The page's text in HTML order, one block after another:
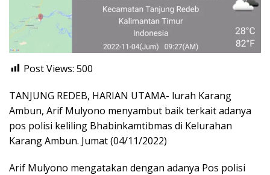
Post Views: 500
TANJUNG REDEB, HARIAN UTAMA- lurah Karang
Ambun, Arif Mulyono menyambut baik terkait adanya
pos polisi keliling Bhabinkamtibmas di Kelurahan
Karang Ambun. Jumat (04/11/2022)
Arif Mulyono mengatakan dengan adanya Pos polisi